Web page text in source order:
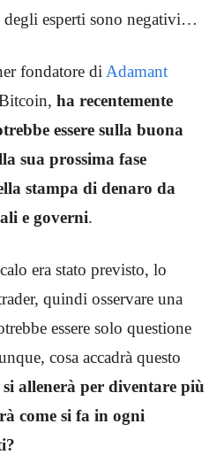
esperti sono negativi…
fondatore di Adamant
ha recentemente
essere sulla buona
sua prossima fase
stampa di denaro da
e governi.
era stato previsto, lo
quindi osservare una
essere solo questione
cosa accadrà questo
allenerà per diventare più
come si fa in ogni